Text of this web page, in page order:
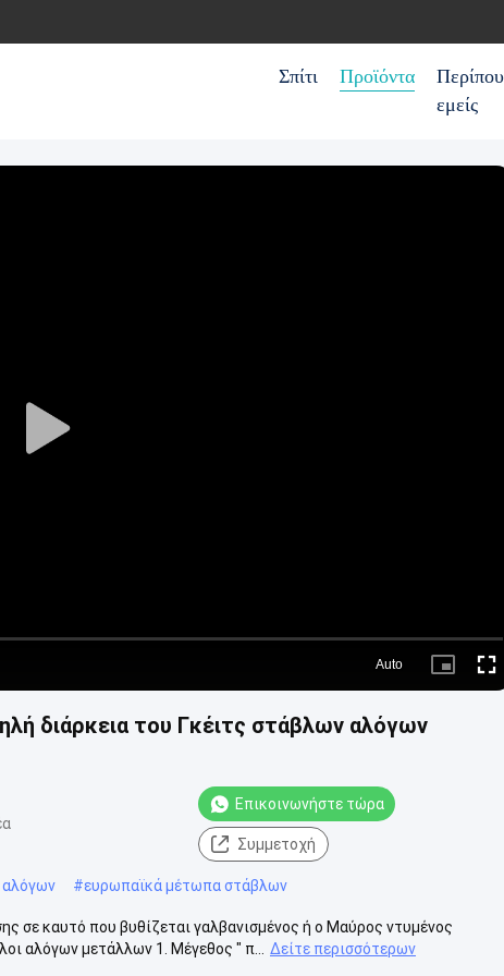
Σπίτι Προϊόντα
Περίπου
εμείς
Play
Auto
Picture-
διάρκεια του Γκέιτς στάβλων αλόγων
Επικοινωνήστε τώρα
Συμμετοχή
αλόγων #ευρωπαϊκά μέτωπα στάβλων
σε καυτό που βυθίζεται γαλβανισμένος ή ο Μαύρος ντυμένος
αλόγων μετάλλων 1. Μέγεθος " π...
Δείτε περισσότερων